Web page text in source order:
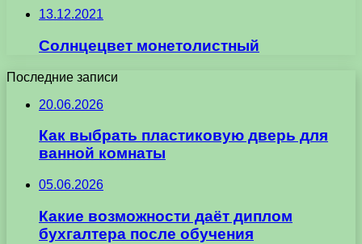
13.12.2021
Солнцецвет монетолистный
Последние записи
20.06.2026
Как выбрать пластиковую дверь для
ванной комнаты
05.06.2026
Какие возможности даёт диплом
бухгалтера после обучения